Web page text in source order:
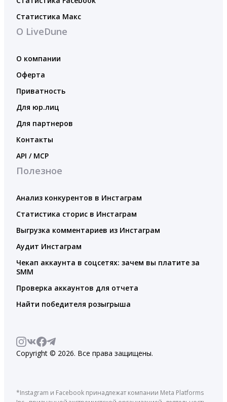
Статистика Макс
О LiveDune
О компании
Оферта
Приватность
Для юр.лиц
Для партнеров
Контакты
API / MCP
Полезное
Анализ конкурентов в Инстаграм
Статистика сторис в Инстаграм
Выгрузка комментариев из Инстаграм
Аудит Инстаграм
Чекап аккаунта в соцсетях: зачем вы платите за
SMM
Проверка аккаунтов для отчета
Найти победителя розыгрыша
Copyright © 2026. Все права защищены.
*Instagram и Facebook принадлежат компании Meta Platforms